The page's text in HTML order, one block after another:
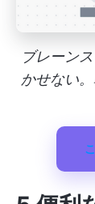
ブレーン
かせない